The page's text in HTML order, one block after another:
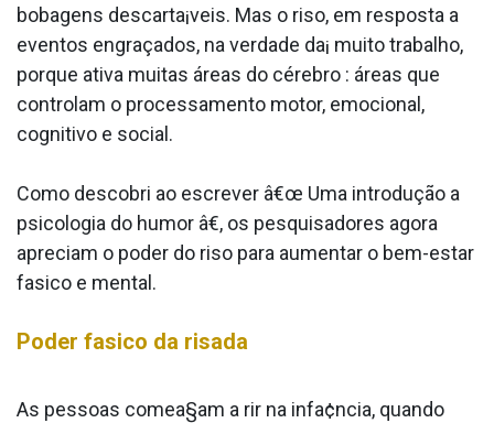
bobagens descarta¡veis. Mas o riso, em resposta a
eventos engraçados, na verdade da¡ muito trabalho,
porque ativa muitas áreas do cérebro : áreas que
controlam o processamento motor, emocional,
cognitivo e social.
Como descobri ao escrever â€œ Uma introdução a
psicologia do humor â€, os pesquisadores agora
apreciam o poder do riso para aumentar o bem-estar
fa­sico e mental.
Poder fa­sico da risada
As pessoas comea§am a rir na infa¢ncia, quando